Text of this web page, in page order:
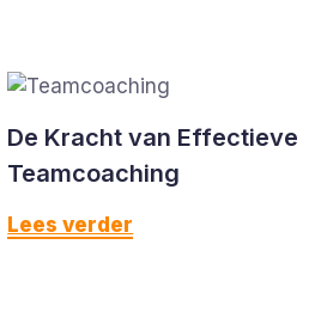
De Kracht van Effectieve
Teamcoaching
Lees verder